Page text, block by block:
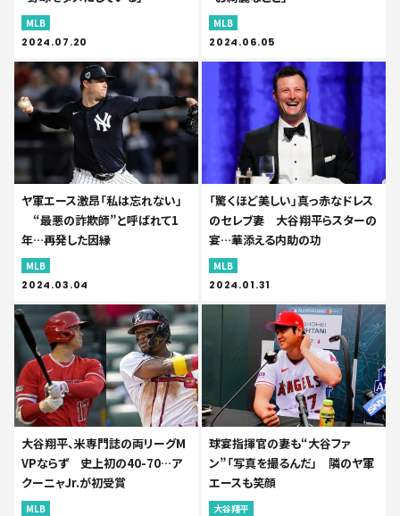
MLB
2024.07.20
MLB
2024.06.05
ヤ軍エース激昂「私は忘れない」
“最悪の詐欺師”と呼ばれて1
年…再発した因縁
MLB
2024.03.04
「驚くほど美しい」真っ赤なドレス
のセレブ妻 大谷翔平らスターの
宴…華添える内助の功
MLB
2024.01.31
大谷翔平、米専門誌の両リーグM
VPならず 史上初の40-70…ア
クーニャJr.が初受賞
MLB
球宴指揮官の妻も“大谷ファ
ン”「写真を撮るんだ」 隣のヤ軍
エースも笑顔
大谷翔平